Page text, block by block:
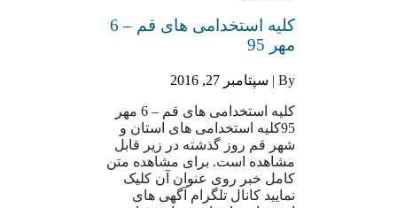
کلیه استخدامی های قم – 6
مهر 95
By | سپتامبر 27, 2016
کلیه استخدامی های قم – 6 مهر
95کلیه استخدامی های استان و
شهر قم روز گذشته در زیر قابل
مشاهده است. برای مشاهده متن
کامل خبر روی عنوان آن کلیک
نمایید کانال تلگرام آگهی های